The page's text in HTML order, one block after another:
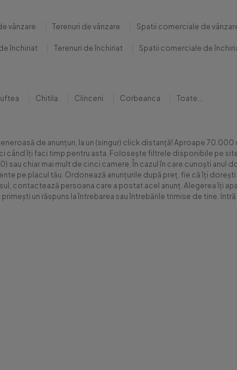
vânzare Terenuri de vânzare Spatii comerciale de
închiriat Terenuri de închiriat Spatii comerciale de
Chitila Clinceni Corbeanca Toate...
de anunțuri, la un (singur) click distanță! Aproape
când îți faci timp pentru asta. Folosește filtrele disponibile pe
chiar mai mult de cinci camere. În cazul în care cunoști anul
pe placul tău. Ordonează anunțurile după preț, fie că îți
contactează persoana care a postat acel anunț. Alegerea îți
un răspuns la întrebarea sau întrebările trimise de tine.